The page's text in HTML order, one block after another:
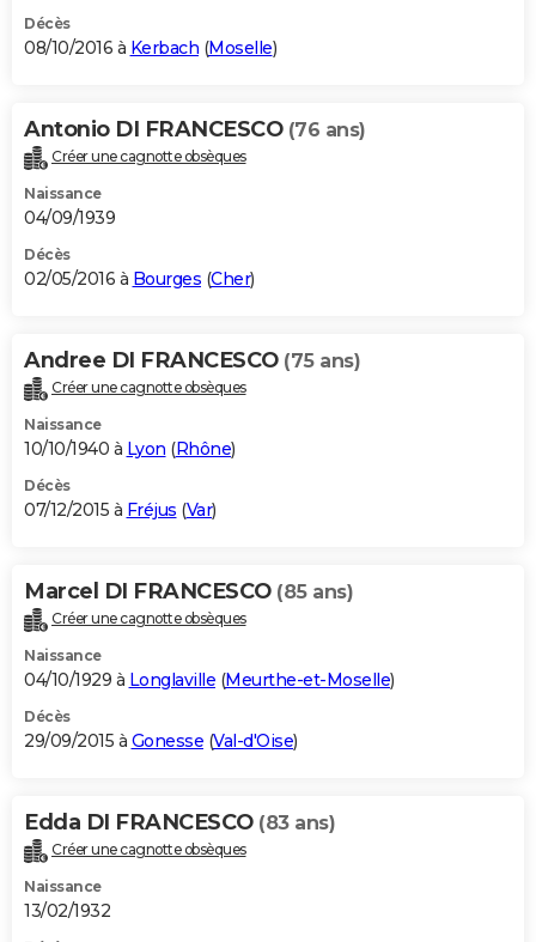
Décès
08/10/2016 à Kerbach (Moselle)
Antonio DI FRANCESCO (76 ans)
Créer une cagnotte obsèques
Naissance
04/09/1939
Décès
02/05/2016 à Bourges (Cher)
Andree DI FRANCESCO (75 ans)
Créer une cagnotte obsèques
Naissance
10/10/1940 à Lyon (Rhône)
Décès
07/12/2015 à Fréjus (Var)
Marcel DI FRANCESCO (85 ans)
Créer une cagnotte obsèques
Naissance
04/10/1929 à Longlaville (Meurthe-et-Moselle)
Décès
29/09/2015 à Gonesse (Val-d'Oise)
Edda DI FRANCESCO (83 ans)
Créer une cagnotte obsèques
Naissance
13/02/1932